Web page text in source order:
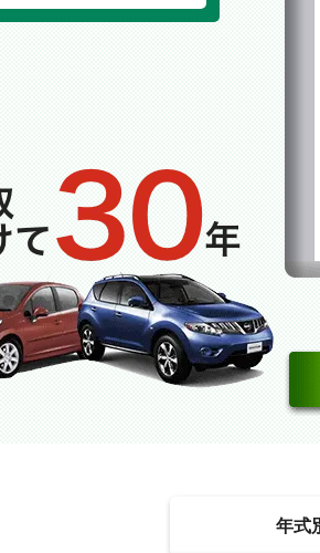
年式